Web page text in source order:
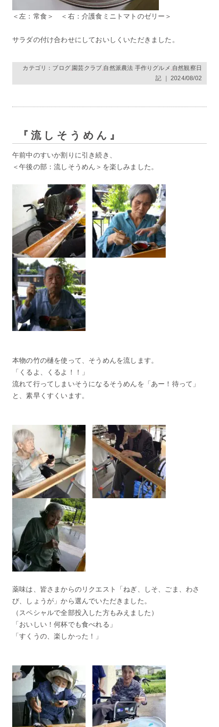
＜左：常食＞ ＜右：介護食ミニトマトのゼリー＞
サラダの付け合わせにしておいしくいただきました。
カテゴリ： ブログ, 園芸クラブ 自然派農法 手作りグルメ 自然観察日
記 ｜ 2024/08/02
『流しそうめん』
午前中のすいか割りに引き続き、
＜午後の部：流しそうめん＞を楽しみました。
本物の竹の樋を使って、そうめんを流します。
「くるよ、くるよ！！」
流れて行ってしまいそうになるそうめんを「あー！待って」
と、素早くすくいます。
薬味は、皆さまからのリクエスト「ねぎ、しそ、ごま、わさ
び、しょうが」から選んでいただきました。
（スペシャルで全部投入した方もみえました）
「おいしい！何杯でも食べれる」
「すくうの、楽しかった！」